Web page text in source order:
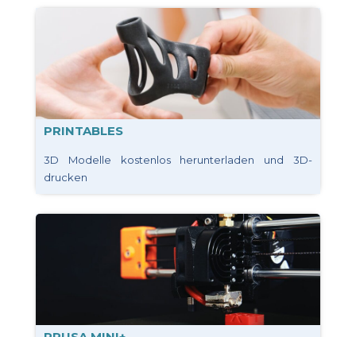
PRINTABLES
3D Modelle kostenlos herunterladen und 3D-
drucken